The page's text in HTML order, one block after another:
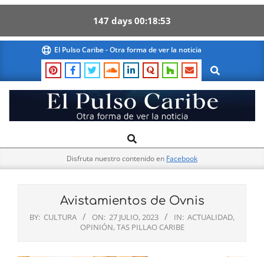
147 days 00 18 53
content
El Pulso Caribe - Otra forma de ver la noticia
Search
El
Pulso
Navigation
Search
Disfruta nuestro contenido en Facebook
Avistamientos de Ovnis
BY: CULTURA ON: 27 JULIO, 2023 IN: ACTUALIDAD,
OPINIÓN,TAS PILLAO CARIBE